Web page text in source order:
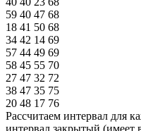
59 40 47 68
18 41 50 68
34 42 14 69
57 44 49 69
58 45 55 70
27 47 32 72
38 47 35 75
20 48 17 76
Рассчитаем интервал для
интервал закрытый